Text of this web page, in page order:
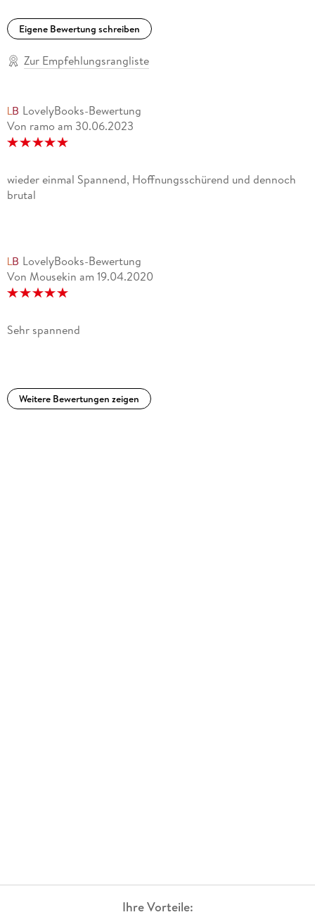
"Professor Zamorra - Der Meister des Übersinnlichen" (Urban
Fantasy, Co-Autor)
"Perry Rhodan-Stardust, Band 8, Anthurs Ernte" (Space
Eigene Bewertung schreiben
Zur Empfehlungsrangliste
LovelyBooks-Bewertung
Von ramo am 30.06.2023
wieder einmal Spannend, Hoffnungsschürend und dennoch
brutal
LovelyBooks-Bewertung
Von Mousekin am 19.04.2020
Sehr spannend
Weitere Bewertungen zeigen
Ihre Vorteile: